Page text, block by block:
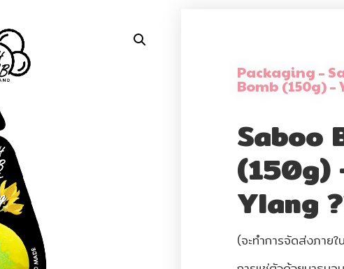
Packaging –
Bomb (150g)
Saboo
(150g)
Ylang
(จะทำการจัดส่งภาย